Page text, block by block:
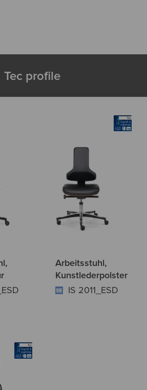
Tec profile
Arbeitsstuhl,
Kunstlederpolster
IS 2011_ESD